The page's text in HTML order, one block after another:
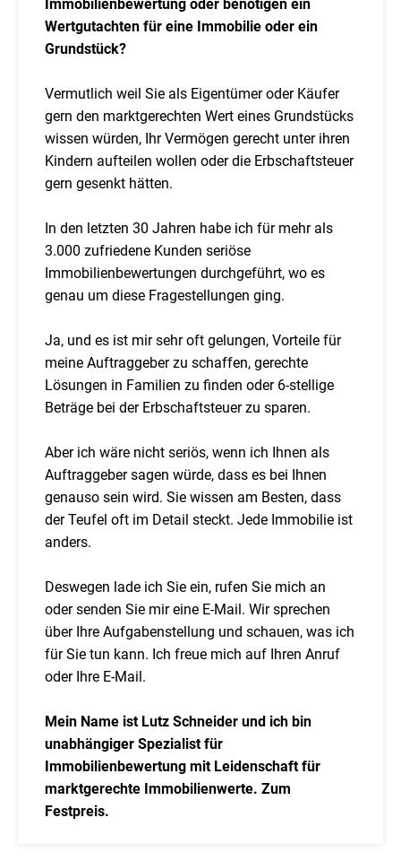
Immobilienbewertung oder benötigen ein
Wertgutachten für eine Immobilie oder ein
Grundstück?
Vermutlich weil Sie als Eigentümer oder Käufer
gern den marktgerechten Wert eines Grundstücks
wissen würden, Ihr Vermögen gerecht unter ihren
Kindern aufteilen wollen oder die Erbschaftsteuer
gern gesenkt hätten.
In den letzten 30 Jahren habe ich für mehr als
3.000 zufriedene Kunden seriöse
Immobilienbewertungen durchgeführt, wo es
genau um diese Fragestellungen ging.
Ja, und es ist mir sehr oft gelungen, Vorteile für
meine Auftraggeber zu schaffen, gerechte
Lösungen in Familien zu finden oder 6-stellige
Beträge bei der Erbschaftsteuer zu sparen.
Aber ich wäre nicht seriös, wenn ich Ihnen als
Auftraggeber sagen würde, dass es bei Ihnen
genauso sein wird. Sie wissen am Besten, dass
der Teufel oft im Detail steckt. Jede Immobilie ist
anders.
Deswegen lade ich Sie ein, rufen Sie mich an
oder senden Sie mir eine E-Mail. Wir sprechen
über Ihre Aufgabenstellung und schauen, was ich
für Sie tun kann. Ich freue mich auf Ihren Anruf
oder Ihre E-Mail.
Mein Name ist Lutz Schneider und ich bin
unabhängiger Spezialist für
Immobilienbewertung mit Leidenschaft für
marktgerechte Immobilienwerte. Zum
Festpreis.